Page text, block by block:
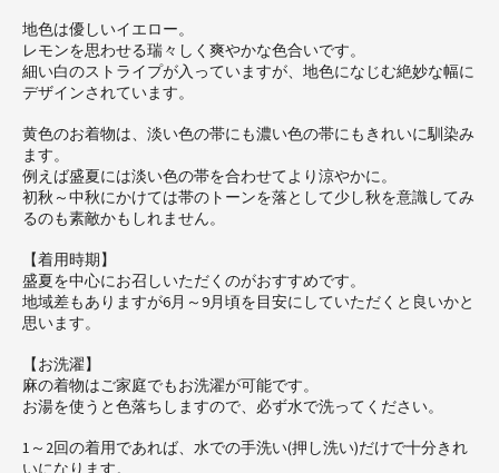
地色は優しいイエロー。
レモンを思わせる瑞々しく爽やかな色合いです。
細い白のストライプが入っていますが、地色になじむ絶妙な幅に
デザインされています。
黄色のお着物は、淡い色の帯にも濃い色の帯にもきれいに馴染み
ます。
例えば盛夏には淡い色の帯を合わせてより涼やかに。
初秋～中秋にかけては帯のトーンを落として少し秋を意識してみ
るのも素敵かもしれません。
【着用時期】
盛夏を中心にお召しいただくのがおすすめです。
地域差もありますが6月～9月頃を目安にしていただくと良いかと
思います。
【お洗濯】
麻の着物はご家庭でもお洗濯が可能です。
お湯を使うと色落ちしますので、必ず水で洗ってください。
1～2回の着用であれば、水での手洗い(押し洗い)だけで十分きれ